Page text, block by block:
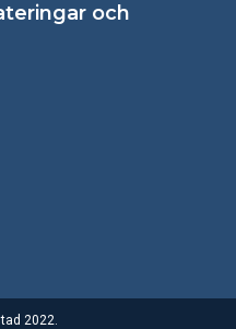
och
2022.